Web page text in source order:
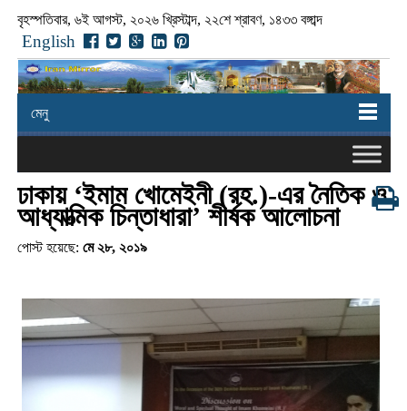
বৃহস্পতিবার, ৬ই আগস্ট, ২০২৬ খ্রিস্টাব্দ, ২২শে শ্রাবণ, ১৪৩৩ বঙ্গাব্দ
English
মেনু
ঢাকায় ‘ইমাম খোমেইনী (রহ.)-এর নৈতিক ও
আধ্যাত্মিক চিন্তাধারা’ শীর্ষক আলোচনা
পোস্ট হয়েছে: মে ২৮, ২০১৯